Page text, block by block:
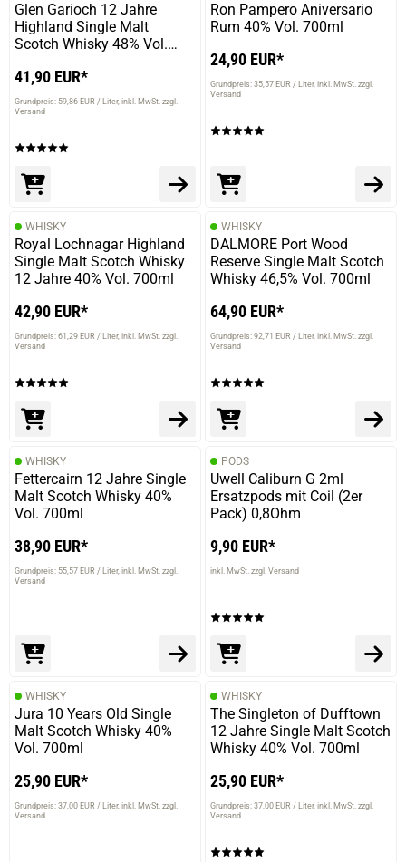
Lecker Tröpfchen, mit Charakter.
14.02.2024 — viaTrustedshops.de
Linus O.
verifizierter Onlinekauf.
31.01.2024 — viaTrustedshops.de
Olaf B.
Sehr guter Stoff
14.11.2023 — via
Trustedshops.de
verifizierter Onlinekauf.
Perfekter Single Malt
Glen Garioch 12 Jahre
Highland Single Malt
Scotch Whisky 48% Vol.
41,90 EUR*
Grundpreis: 59,86 EUR / Liter inkl. MwSt. zzgl.
Versand
Ron Pampero Aniversario
Rum 40% Vol. 700ml
24,90 EUR*
Grundpreis: 35,57 EUR / Liter inkl. MwSt. zzgl.
Versand
WHISKY
Royal Lochnagar Highland
Single Malt Scotch Whisky
12 Jahre 40% Vol. 700ml
42,90 EUR*
Grundpreis: 61,29 EUR / Liter inkl. MwSt. zzgl.
Versand
WHISKY
DALMORE Port Wood
Reserve Single Malt Scotch
Whisky 46,5% Vol. 700ml
64,90 EUR*
Grundpreis: 92,71 EUR / Liter inkl. MwSt. zzgl.
Versand
WHISKY
Fettercairn 12 Jahre Single
Malt Scotch Whisky 40%
Vol. 700ml
38,90 EUR*
Grundpreis: 55,57 EUR / Liter inkl. MwSt. zzgl.
Versand
PODS
Uwell Caliburn G 2ml
Ersatzpods mit Coil (2er
Pack) 0,8Ohm
9,90 EUR*
inkl. MwSt. zzgl. Versand
WHISKY
Jura 10 Years Old Single
Malt Scotch Whisky 40%
Vol. 700ml
25,90 EUR*
Grundpreis: 37,00 EUR / Liter inkl. MwSt. zzgl.
Versand
WHISKY
The Singleton of Dufftown
12 Jahre Single Malt Scotch
Whisky 40% Vol. 700ml
25,90 EUR*
Grundpreis: 37,00 EUR / Liter inkl. MwSt. zzgl.
Versand